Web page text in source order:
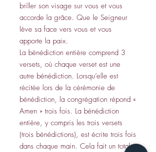
briller son visage sur vous et vous
accorde la grâce. Que le Seigneur
lève sa face vers vous et vous
apporte la paix.
La bénédiction entière comprend 3
versets, où chaque verset est une
autre bénédiction. Lorsqu’elle est
récitée lors de la cérémonie de
bénédiction, la congrégation répond «
Amen » trois fois. La bénédiction
entière, y compris les trois versets
(trois bénédictions), est écrite trois fois
dans chaque main. Cela fait un total